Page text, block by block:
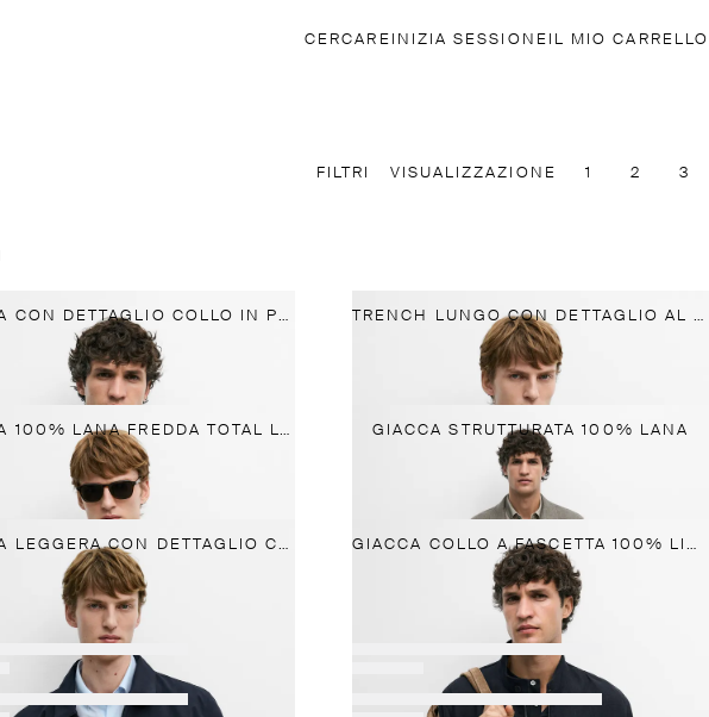
CERCARE INIZIA SESSIONE IL MIO CARRELLO
FILTRI VISUALIZZAZIONE 1 2 3
GIACCA CON DETTAGLIO COLLO IN PELLE TRENCH LUNGO CON DETTAGLIO AL COLLO
GIACCA 100% LANA FREDDA TOTAL LOOK GIACCA STRUTTURATA 100% LANA
GIACCA LEGGERA CON DETTAGLIO COLLO GIACCA COLLO A FASCETTA 100% LINO